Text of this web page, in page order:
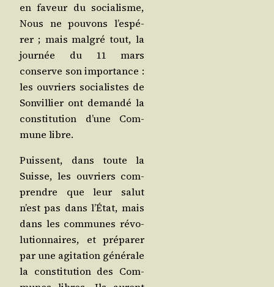
en faveur du socia­lisme,
Nous ne pou­vons l’es­pé­
rer ; mais mal­gré tout, la
jour­née du 11 mars
conserve son impor­tance :
les ouvriers socia­listes de
Son­vil­lier ont deman­dé la
consti­tu­tion d’une Com­
mune libre.
Puissent, dans toute la
Suisse, les ouvriers com­
prendre que leur salut
n’est pas dans l’É­tat, mais
dans les com­munes révo­
lu­tion­naires, et pré­pa­rer
par une agi­ta­tion géné­rale
la consti­tu­tion des Com­